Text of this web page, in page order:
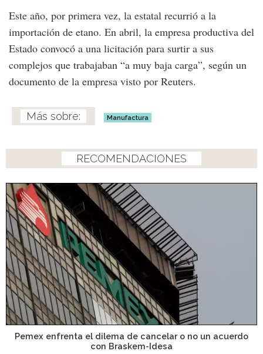
Este año, por primera vez, la estatal recurrió a la
importación de etano. En abril, la empresa productiva del
Estado convocó a una licitación para surtir a sus
complejos que trabajaban “a muy baja carga”, según un
documento de la empresa visto por Reuters.
Manufactura
RECOMENDACIONES
Pemex enfrenta el dilema de cancelar o no un acuerdo
con Braskem-Idesa